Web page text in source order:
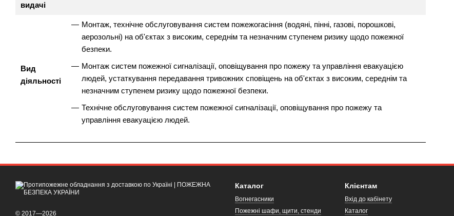
видачі
Вид
діяльності
Монтаж, технічне обслуговування систем пожежогасіння (водяні, пінні, газові, порошкові,
аерозольні) на об'єктах з високим, середнім та незначним ступенем ризику щодо пожежної
безпеки.
Монтаж систем пожежної сигналізації, оповіщування про пожежу та управління евакуацією
людей, устаткування передавання тривожних сповіщень на об'єктах з високим, середнім та
незначним ступенем ризику щодо пожежної безпеки.
Технічне обслуговування систем пожежної сигналізації, оповіщування про пожежу та
управління евакуацією людей.
© 2017—2026
Каталог
Вогнегасники
Пожежні шафи, щити, стенди
Клієнтам
Вхід до кабінету
Каталог